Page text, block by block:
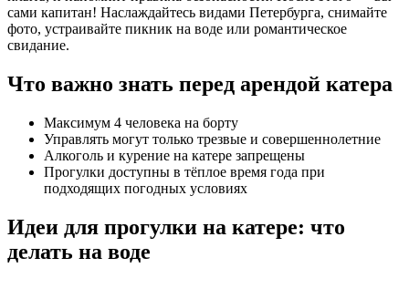
сами капитан! Наслаждайтесь видами Петербурга, снимайте
фото, устраивайте пикник на воде или романтическое
свидание.
Что важно знать перед арендой катера
Максимум 4 человека на борту
Управлять могут только трезвые и совершеннолетние
Алкоголь и курение на катере запрещены
Прогулки доступны в тёплое время года при
подходящих погодных условиях
Идеи для прогулки на катере: что
делать на воде